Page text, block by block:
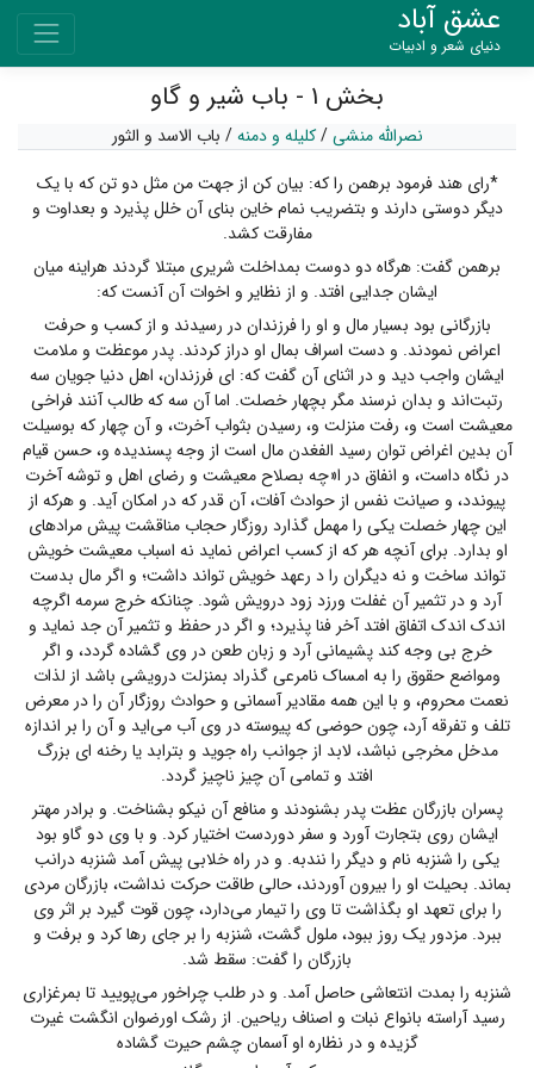
عشق آباد
دنیای شعر و ادبیات
بخش ۱ - باب شیر و گاو
نصرالله منشی/کلیله و دمنه / باب الاسد و الثور
*رای هند فرمود برهمن را که: بیان کن از جهت من مثل دو تن که با یک
دیگر دوستی دارند و بتضریب نمام خاین بنای آن خلل پذیرد و بعداوت و
مفارقت کشد.
برهمن گفت: هرگاه دو دوست بمداخلت شریری مبتلا گردند هراینه میان
ایشان جدایی افتد. و از نظایر و اخوات آن آنست که:
بازرگانی بود بسیار مال و او را فرزندان در رسیدند و از کسب و حرفت
اعراض نمودند. و دست اسراف بمال او دراز کردند. پدر موعظت و ملامت
ایشان واجب دید و در اثنای آن گفت که: ای فرزندان، اهل دنیا جویان سه
رتبت‌اند و بدان نرسند مگر بچهار خصلت. اما آن سه که طالب آنند فراخی
معیشت است و، رفت منزلت و، رسیدن بثواب آخرت، و آن چهار که بوسیلت
آن بدین اغراض توان رسید الفغدن مال است از وجه پسندیده و، حسن قیام
در نگاه داست، و انفاق در ا«چه بصلاح معیشت و رضای اهل و توشه آخرت
پیوندد، و صیانت نفس از حوادث آفات، آن قدر که در امکان آید. و هرکه از
این چهار خصلت یکی را مهمل گذارد روزگار حجاب مناقشت پیش مرادهای
او بدارد. برای آنچه هر که از کسب اعراض نماید نه اسباب معیشت خویش
تواند ساخت و نه دیگران را د رعهد خویش تواند داشت؛ و اگر مال بدست
آرد و در تثمیر آن غفلت ورزد زود درویش شود. چنانکه خرج سرمه اگرچه
اندک اندک اتفاق افتد آخر فنا پذیرد؛ و اگر در حفظ و تثمیر آن جد نماید و
خرج بی وجه کند پشیمانی آرد و زبان طعن در وی گشاده گردد، و اگر
ومواضع حقوق را به امساک نامرعی گذراد بمنزلت درویشی باشد از لذات
نعمت محروم، و با این همه مقادیر آسمانی و حوادث روزگار آن را در معرض
تلف و تفرقه آرد، چون حوضی که پیوسته در وی آب می‌اید و آن را بر اندازه
مدخل مخرجی نباشد، لابد از جوانب راه جوید و بترابد یا رخنه ای بزرگ
افتد و تمامی آن چیز ناچیز گردد.
پسران بازرگان عظت پدر بشنودند و منافع آن نیکو بشناخت. و برادر مهتر
ایشان روی بتجارت آورد و سفر دوردست اختیار کرد. و با وی دو گاو بود
یکی را شنزبه نام و دیگر را نندبه. و در راه خلابی پیش آمد شنزبه درانب
بماند. بحیلت او را بیرون آوردند، حالی طاقت حرکت نداشت، بازرگان مردی
را برای تعهد او بگذاشت تا وی را تیمار می‌دارد، چون قوت گیرد بر اثر وی
ببرد. مزدور یک روز ببود، ملول گشت، شنزبه را بر جای رها کرد و برفت و
بازرگان را گفت: سقط شد.
شنزبه را بمدت انتعاشی حاصل آمد. و در طلب چراخور می‌پویید تا بمرغزاری
رسید آراسته بانواع نبات و اصناف ریاحین. از رشک اورضوان انگشت غیرت
گزیده و در نظاره او آسمان چشم حیرت گشاده